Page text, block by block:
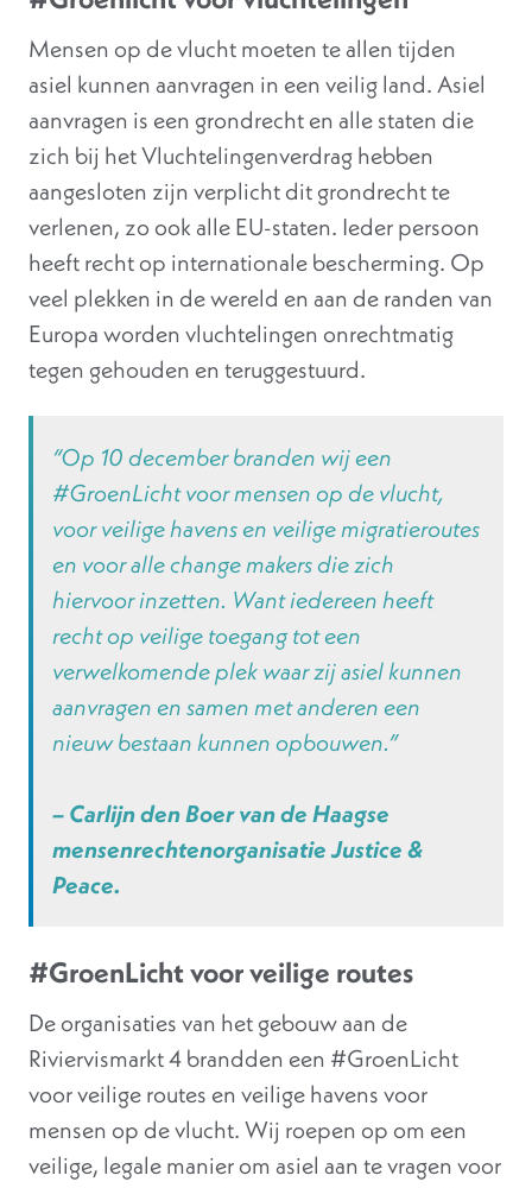
Mensen op de vlucht moeten te allen tijden
asiel kunnen aanvragen in een veilig land. Asiel
aanvragen is een grondrecht en alle staten die
zich bij het Vluchtelingenverdrag hebben
aangesloten zijn verplicht dit grondrecht te
verlenen, zo ook alle EU-staten. Ieder persoon
heeft recht op internationale bescherming. Op
veel plekken in de wereld en aan de randen van
Europa worden vluchtelingen onrechtmatig
tegen gehouden en teruggestuurd.
“Op 10 december branden wij een
#GroenLicht voor mensen op de vlucht,
voor veilige havens en veilige migratieroutes
en voor alle change makers die zich
hiervoor inzetten. Want iedereen heeft
recht op veilige toegang tot een
verwelkomende plek waar zij asiel kunnen
aanvragen en samen met anderen een
nieuw bestaan kunnen opbouwen.”
– Carlijn den Boer van de Haagse
mensenrechtenorganisatie Justice &
Peace.
#GroenLicht voor veilige routes
De organisaties van het gebouw aan de
Riviervismarkt 4 brandden een #GroenLicht
voor veilige routes en veilige havens voor
mensen op de vlucht. Wij roepen op om een
veilige, legale manier om asiel aan te vragen voor